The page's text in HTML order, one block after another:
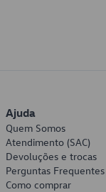
Ajuda
Quem Somos
Atendimento (SAC)
Devoluções e trocas
Perguntas Frequentes
Como comprar